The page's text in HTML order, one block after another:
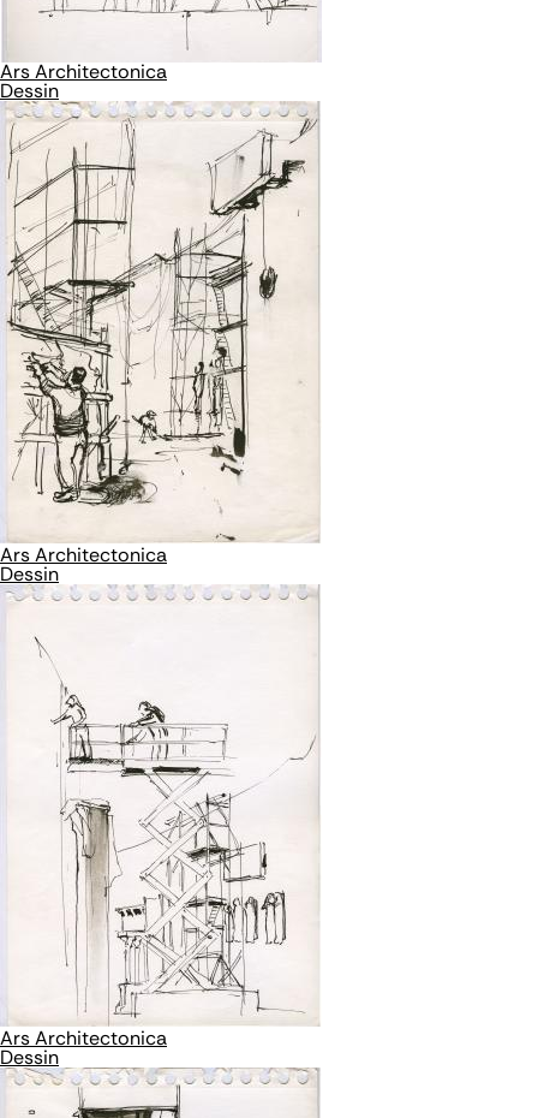
Ars Architectonica
Dessin
Ars Architectonica
Dessin
Ars Architectonica
Dessin